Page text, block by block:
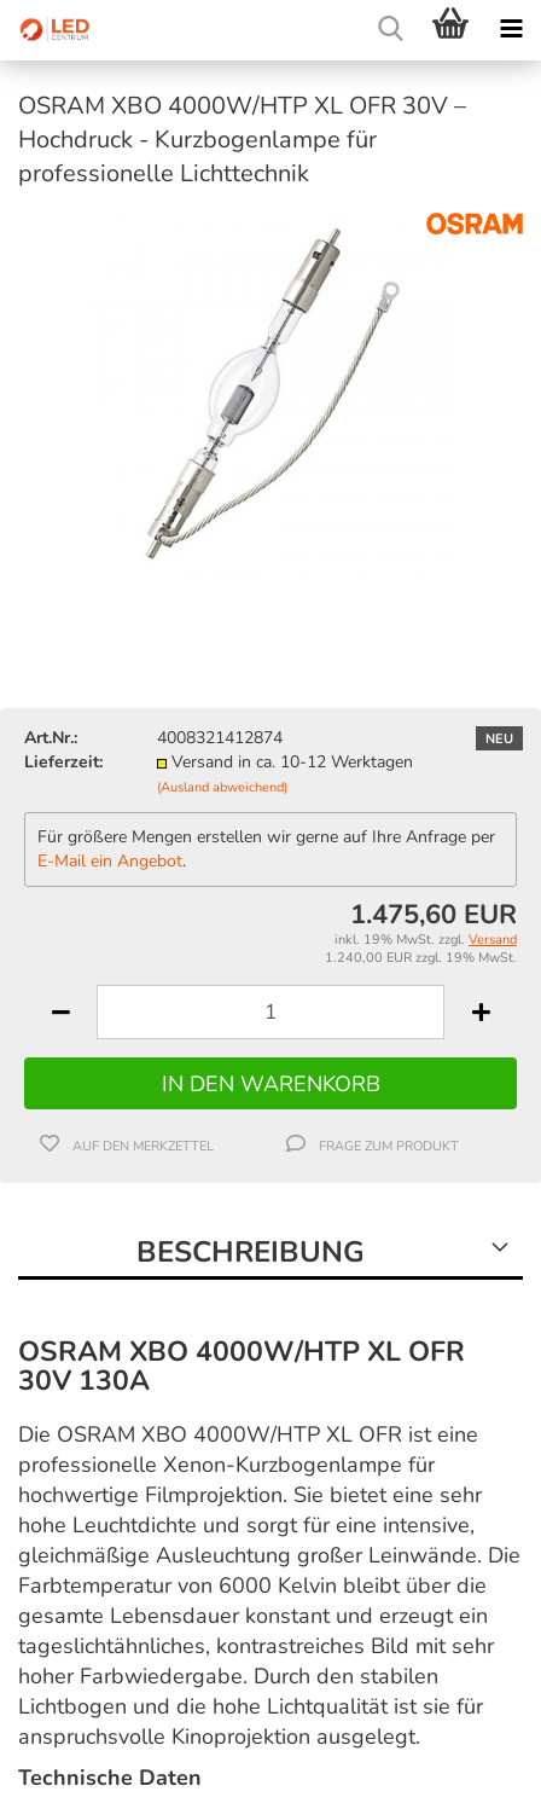
OSRAM XBO 4000W/HTP XL OFR 30V –
Hochdruck - Kurzbogenlampe für
professionelle Lichttechnik
NEU
Art.Nr.:
4008321412874
Lieferzeit:
Versand in ca. 10-12 Werktagen
(Ausland abweichend)
Für größere Mengen erstellen wir gerne auf Ihre Anfrage per
E-Mail ein Angebot.
1.475,60 EUR
inkl. 19% MwSt. zzgl. Versand
1.240,00 EUR zzgl. 19% MwSt.
AUF DEN MERKZETTEL FRAGE ZUM PRODUKT
BESCHREIBUNG
OSRAM XBO 4000W/HTP XL OFR
30V 130A
Die OSRAM XBO 4000W/HTP XL OFR ist eine
professionelle Xenon-Kurzbogenlampe für
hochwertige Filmprojektion. Sie bietet eine sehr
hohe Leuchtdichte und sorgt für eine intensive,
gleichmäßige Ausleuchtung großer Leinwände. Die
Farbtemperatur von 6000 Kelvin bleibt über die
gesamte Lebensdauer konstant und erzeugt ein
tageslichtähnliches, kontrastreiches Bild mit sehr
hoher Farbwiedergabe. Durch den stabilen
Lichtbogen und die hohe Lichtqualität ist sie für
anspruchsvolle Kinoprojektion ausgelegt.
Technische Daten